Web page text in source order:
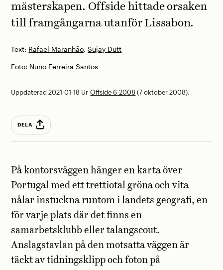
Text: Rafael Maranhão,Sujay Dutt
Foto: Nuno Ferreira Santos
mästerskapen. Offside hittade orsaken
till framgångarna utanför Lissabon.
Uppdaterad 2021-01-18 UrOffside 6-2008 (7 oktober 2008).
DELA
På kontorsväggen hänger en karta över
Portugal med ett trettiotal gröna och vita
nålar instuckna runtom i landets geografi, en
för varje plats där det finns en
samarbetsklubb eller talangscout.
Anslagstavlan på den motsatta väggen är
täckt av tidningsklipp och foton på